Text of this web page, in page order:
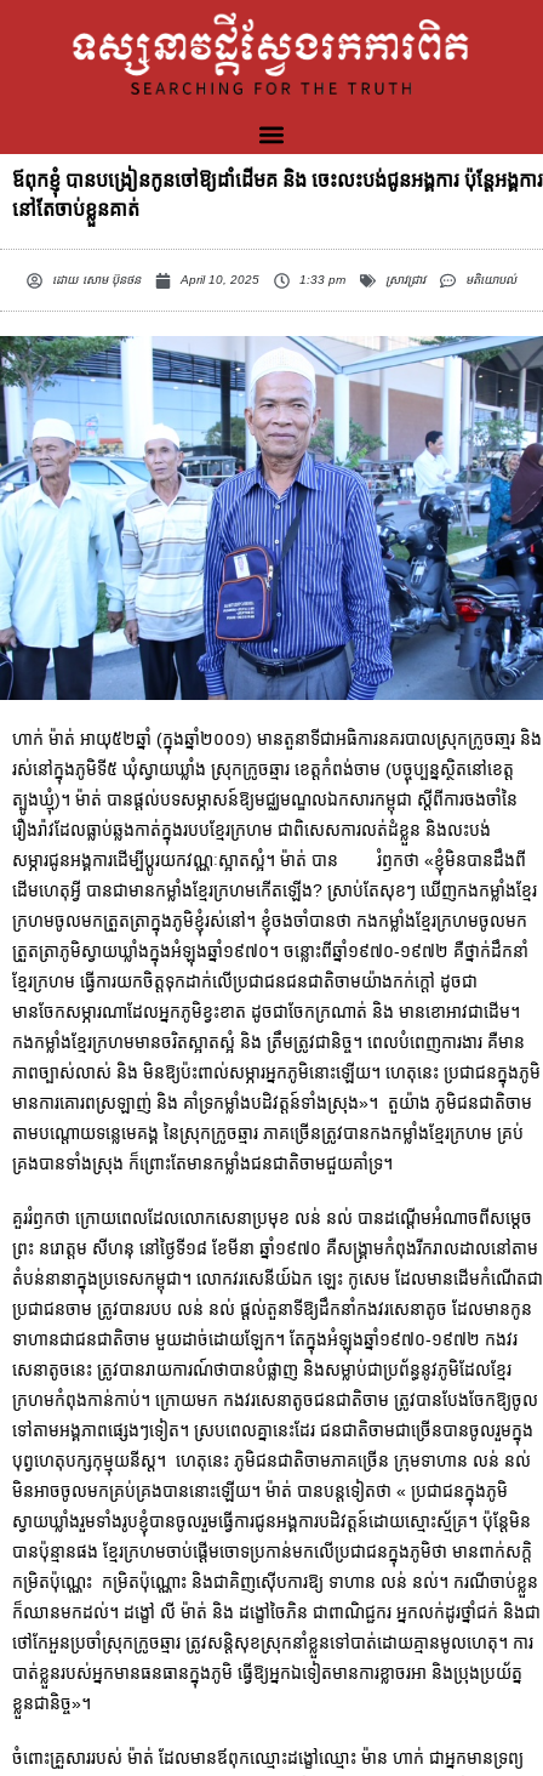
ឪពុកខ្ញុំ បានបង្រៀនកូនចៅឱ្យដាំដើមគ និង ចេះលះបង់ជូនអង្គការ ប៉ុន្ដែអង្គការ
នៅតែចាប់ខ្លួនគាត់
ដោយសោម ប៊ុនថន April 10, 2025 1:33 pm ស្រាវជ្រាវ មតិយោបល់
ហាក់ ម៉ាត់ អាយុ៥២ឆ្នាំ (ក្នុងឆ្នាំ២០០១) មានតួនាទីជាអធិការនគរបាលស្រុកក្រូចឆា្មរ និង
រស់នៅក្នុងភូមិទី៥ ឃុំស្វាយឃ្លាំង ស្រុកក្រូចឆ្មារ ខេត្តកំពង់ចាម (បច្ចុប្បន្នស្ថិតនៅខេត្ត
ត្បូងឃ្មុំ)។ ម៉ាត់ បានផ្ដល់បទសម្ភាសន៍ឱ្យមជ្ឈមណ្ឌលឯកសារកម្ពុជា ស្ដីពីការចងចាំនៃ
រឿងរ៉ាវដែលធ្លាប់ឆ្លងកាត់ក្នុងរបបខ្មែរក្រហម ជាពិសេសការលត់ដំខ្លួន និងលះបង់
សម្ភារជូនអង្គការដើម្បីប្ដូរយកវណ្ណៈស្អាតស្អំ។ ម៉ាត់ បាន រំឭកថា «ខ្ញុំមិនបានដឹងពី
ដើមហេតុអ្វី បានជាមានកម្លាំងខ្មែរក្រហមកើតឡើង? ស្រាប់តែសុខៗ ឃើញកងកម្លាំងខ្មែរ
ក្រហមចូលមកត្រួតត្រាក្នុងភូមិខ្ញុំរស់នៅ។ ខ្ញុំចងចាំបានថា កងកម្លាំងខ្មែរក្រហមចូលមក
ត្រួតត្រាភូមិស្វាយឃ្លាំងក្នុងអំឡុងឆ្នាំ១៩៧០។ ចន្លោះពីឆ្នាំ១៩៧០-១៩៧២ គឺថ្នាក់ដឹកនាំ
ខ្មែរក្រហម ធ្វើការយកចិត្តទុកដាក់លើប្រជាជនជនជាតិចាមយ៉ាងកក់ក្ដៅ ដូចជា
មានចែកសម្ភារណាដែលអ្នកភូមិខ្វះខាត ដូចជាចែកក្រណាត់ និង មានខោអាវជាដើម។
កងកម្លាំងខ្មែរក្រហមមានចរិតស្អាតស្អំ និង ត្រឹមត្រូវជានិច្ច។ ពេលបំពេញការងារ គឺមាន
ភាពច្បាស់លាស់ និង មិនឱ្យប៉ះពាល់សម្ភារអ្នកភូមិនោះឡើយ។ ហេតុនេះ ប្រជាជនក្នុងភូមិ
មានការគោរពស្រឡាញ់ និង គាំទ្រកម្លាំងបដិវត្តន៍ទាំងស្រុង»។ តួយ៉ាង ភូមិជនជាតិចាម
តាមបណ្តោយទន្លេមេគង្គ នៃស្រុកក្រូចឆ្មារ ភាគច្រើនត្រូវបានកងកម្លាំងខ្មែរក្រហម គ្រប់
គ្រងបានទាំងស្រុង ក៏ព្រោះតែមានកម្លាំងជនជាតិចាមជួយគាំទ្រ។
គួររំឭកថា ក្រោយពេលដែលលោកសេនាប្រមុខ លន់ នល់ បានដណ្ដើមអំណាចពីសម្ដេច
ព្រះ នរោត្តម សីហនុ នៅថ្ងៃទី១៨ ខែមីនា ឆ្នាំ១៩៧០ គឺសង្រ្គាមកំពុងរីករាលដាលនៅតាម
តំបន់នានាក្នុងប្រទេសកម្ពុជា។ លោកវរសេនីយ៍ឯក ឡេះ កូសេម ដែលមានដើមកំណើតជា
ប្រជាជនចាម ត្រូវបានរបប លន់ នល់ ផ្ដល់តួនាទីឱ្យដឹកនាំកងវរសេនាតូច ដែលមានកូន
ទាហានជាជនជាតិចាម មួយដាច់ដោយឡែក។ តែក្នុងអំឡុងឆ្នាំ១៩៧០-១៩៧២ កងវរ
សេនាតូចនេះ ត្រូវបានរាយការណ៍ថាបានបំផ្លាញ និងសម្លាប់ជាប្រព័ន្ធនូវភូមិដែលខ្មែរ
ក្រហមកំពុងកាន់កាប់។ ក្រោយមក កងវរសេនាតូចជនជាតិចាម ត្រូវបានបែងចែកឱ្យចូល
ទៅតាមអង្គភាពផ្សេងៗទៀត។ ស្របពេលគ្នានេះដែរ ជនជាតិចាមជាច្រើនបានចូលរួមក្នុង
បុព្វហេតុបក្សកុម្មុយនីស្ត។ ហេតុនេះ ភូមិជនជាតិចាមភាគច្រើន ក្រុមទាហាន លន់ នល់
មិនអាចចូលមកគ្រប់គ្រងបាននោះឡើយ។ ម៉ាត់ បានបន្តទៀតថា « ប្រជាជនក្នុងភូមិ
ស្វាយឃ្លាំងរួមទាំងរូបខ្ញុំបានចូលរួមធ្វើការជូនអង្គការបដិវត្ដន៍ដោយស្មោះស្ម័គ្រ។ ប៉ុន្ដែមិន
បានប៉ុន្មានផង ខ្មែរក្រហមចាប់ផ្ដើមចោទប្រកាន់មកលើប្រជាជនក្នុងភូមិថា ​មានពាក់សក្តិ
កម្រិតប៉ុណ្ណេះ កម្រិតប៉ុណ្ណោះ និងជាគិញស៊ើបការឱ្យ ទាហាន លន់ នល់។ ករណីចាប់ខ្លួន
ក៏ឈានមកដល់។ ដង្ខៅ លី ម៉ាត់ និង ដង្ខៅចៃភិន ជាពាណិជ្ជករ អ្នកលក់ដូរថ្នាំជក់ និងជា
ថៅកែអួនប្រចាំស្រុកក្រូចឆ្មារ ត្រូវសន្តិសុខស្រុកនាំខ្លួនទៅបាត់ដោយគ្មានមូលហេតុ។ ការ
បាត់ខ្លួនរបស់អ្នកមានធនធានក្នុងភូមិ ធ្វើឱ្យអ្នកឯទៀតមានការខ្លាចរអា និងប្រុងប្រយ័ត្ន
ខ្លួនជានិច្ច»។
ចំពោះគ្រួសាររបស់ ម៉ាត់ ដែលមានឪពុកឈ្មោះដង្ខៅឈ្មោះ ម៉ាន ហាក់ ជាអ្នកមានទ្រព្យ